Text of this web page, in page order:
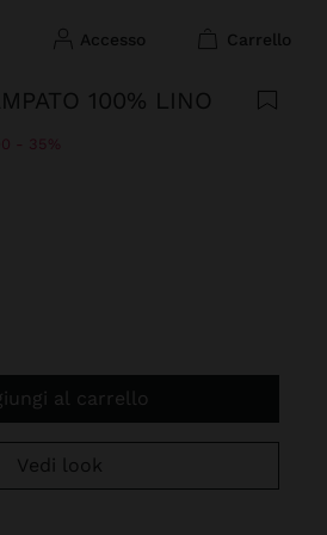
accesso carrello
100% LINO
35%
al carrello
Vedi look